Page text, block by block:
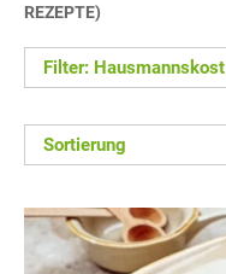
REZEPTE)
Filter: Hausmannskost
Sortierung